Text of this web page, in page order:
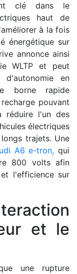
clé dans le
haut de
à la fois
énergétique sur
annonce ainsi
WLTP et peut
d'autonomie en
borne rapide
pouvant
réduire l'un des
électriques
trajets. Une
A6 e-tron, qui
800 volts afin
l'efficience sur
et le
une rupture